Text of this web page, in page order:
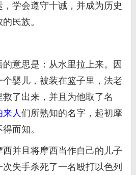
学会遵守十诫，并成为历史
民族。
意思是：从水里拉上来。因
婴儿，被装在篮子里，法老
了出来，并且为他取了名
来人们所熟知的名字，起初摩
而知。
并且将摩西当作自己的儿子
失手杀死了一名殴打以色列